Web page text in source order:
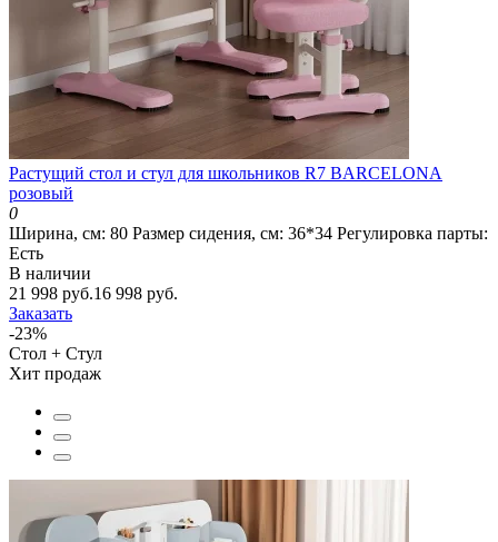
Растущий стол и стул для школьников R7 BARCELONA
розовый
0
Ширина, см: 80 Размер сидения, см: 36*34 Регулировка парты:
Есть
В наличии
21 998 руб.16 998 руб.
Заказать
-23%
Стол + Стул
Хит продаж